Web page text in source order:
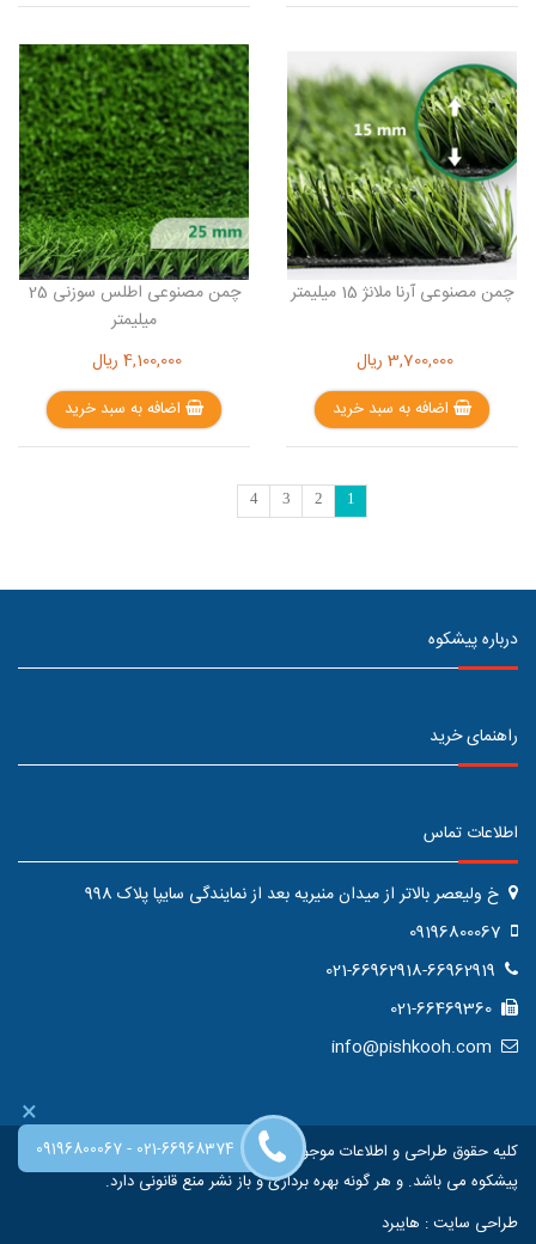
چمن مصنوعی آرنا ملانژ 15 میلیمتر
3,700,000 ریال
اضافه به سبد خرید
چمن مصنوعی اطلس سوزنی 25
میلیمتر
4,100,000 ریال
اضافه به سبد خرید
1
2
3
4
درباره پیشکوه
راهنمای خرید
اطلاعات تماس
خ ولیعصر بالاتر از میدان منیریه بعد از نمایندگی سایپا پلاک 998
کلیه حقوق طراحی و اطلاعات موجود در این سایت متعلق به فروشگاه اینترنتی
پیشکوه می باشد. و هر گونه بهره برداری و باز نشر منع قانونی دارد.
طراحی سایت: هایبرد
×
09196800067- 021-66968374